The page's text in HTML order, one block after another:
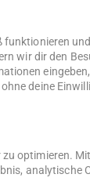
funktionieren
wir dir den
deine
optimieren.
analytische